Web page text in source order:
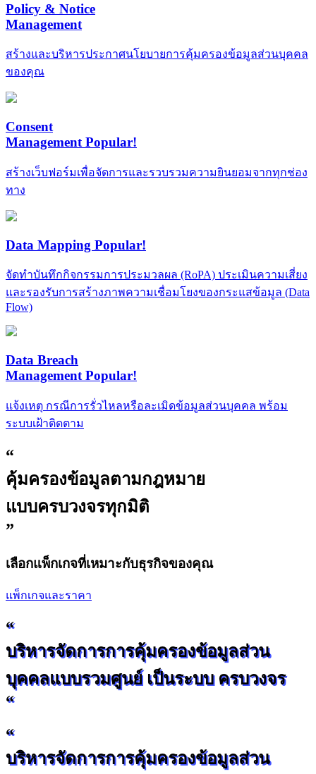
Policy & Notice
Management
สร้างและบริหารประกาศนโยบายการคุ้มครองข้อมูลส่วนบุคคล
ของคุณ
Consent
Management Popular!
สร้างเว็บฟอร์มเพื่อจัดการและรวบรวมความยินยอมจากทุกช่อง
ทาง
Data Mapping Popular!
จัดทำบันทึกกิจกรรมการประมวลผล (RoPA) ประเมินความเสี่ยง
และรองรับการสร้างภาพความเชื่อมโยงของกระแสข้อมูล (Data
Flow)
Data Breach
Management Popular!
แจ้งเหตุ กรณีการรั่วไหลหรือละเมิดข้อมูลส่วนบุคคล พร้อม
ระบบเฝ้าติดตาม
“
คุ้มครองข้อมูลตามกฎหมาย
แบบครบวงจรทุกมิติ
”
เลือกแพ็กเกจที่เหมาะกับธุรกิจของคุณ
แพ็กเกจและราคา
“
บริหารจัดการการคุ้มครองข้อมูลส่วน
บุคคลแบบรวมศูนย์ เป็นระบบ ครบวงจร
“
“
บริหารจัดการการคุ้มครองข้อมูลส่วน